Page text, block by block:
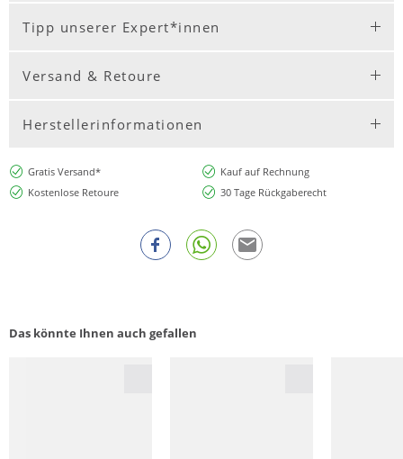
Tipp unserer Expert*innen
Versand & Retoure
Herstellerinformationen
Gratis Versand*
Kauf auf Rechnung
Kostenlose Retoure
30 Tage Rückgaberecht
Das könnte Ihnen auch gefallen